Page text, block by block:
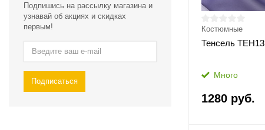
Подпишись на рассылку магазина и
узнавай об акциях и скидках
первым!
Подписаться
Костюмные
Тенсель ТЕН13
Много
1280 руб.